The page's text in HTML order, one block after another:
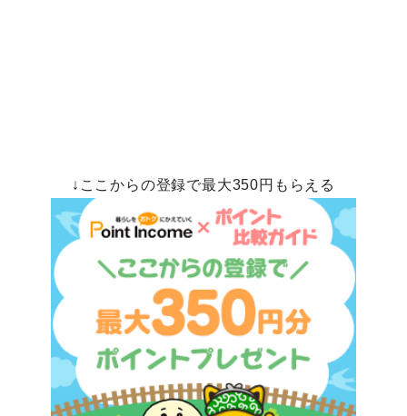
↓ここからの登録で最大350円もらえる